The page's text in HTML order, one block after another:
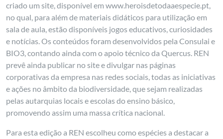
criado um site, disponível em www.heroisdetodaaespecie.pt,
no qual, para além de materiais didáticos para utilização em
sala de aula, estão disponíveis jogos educativos, curiosidades
e notícias. Os conteúdos foram desenvolvidos pela Consulai e
BIO3, contando ainda com o apoio técnico da Quercus. REN
prevê ainda publicar no site e divulgar nas páginas
corporativas da empresa nas redes sociais, todas as iniciativas
e ações no âmbito da biodiversidade, que sejam realizadas
pelas autarquias locais e escolas do ensino básico,
promovendo assim uma massa crítica nacional.
Para esta edição a REN escolheu como espécies a destacar a